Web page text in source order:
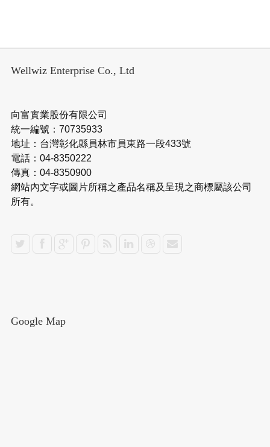
Wellwiz Enterprise Co., Ltd
向富實業股份有限公司
統一編號：70735933
地址：台灣彰化縣員林市員東路一段433號
電話：04-8350222
傳真：04-8350900
網站內文字或圖片所稱之產品名稱及呈現之商標屬該公司
所有。
Google Map